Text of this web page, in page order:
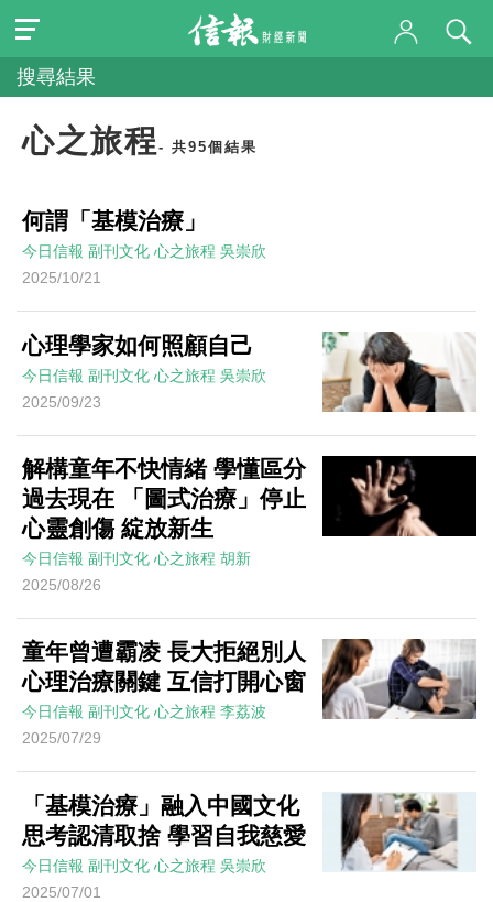
搜尋結果
心之旅程 - 共95個結果
何謂「基模治療」
今日信報 副刊文化 心之旅程 吳崇欣
2025/10/21
心理學家如何照顧自己
今日信報 副刊文化 心之旅程 吳崇欣
2025/09/23
解構童年不快情緒 學懂區分
過去現在 「圖式治療」停止
心靈創傷 綻放新生
今日信報 副刊文化 心之旅程 胡新
2025/08/26
童年曾遭霸凌 長大拒絕別人
心理治療關鍵 互信打開心窗
今日信報 副刊文化 心之旅程 李荔波
2025/07/29
「基模治療」融入中國文化
思考認清取捨 學習自我慈愛
今日信報 副刊文化 心之旅程 吳崇欣
2025/07/01